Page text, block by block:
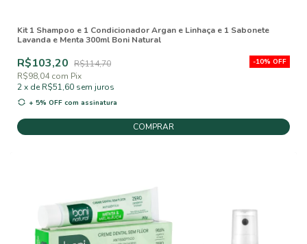
Kit 1 Shampoo e 1 Condicionador Argan e Linhaça e 1 Sabonete
Lavanda e Menta 300ml Boni Natural
-10% OFF
R$103,20 R$114,70
R$98,04com Pix
2x de R$51,60 sem juros
+ 5% OFF com assinatura
COMPRAR